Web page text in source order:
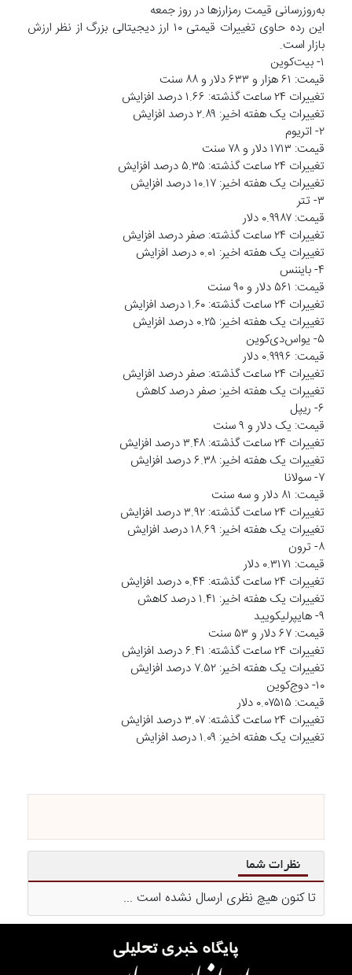
به‌روزرسانی قیمت رمزارزها در روز جمعه
این رده حاوی تغییرات قیمتی ۱۰ ارز دیجیتالی بزرگ از نظر ارزش
بازار است.
۱- بیت‌کوین
قیمت: ۶۱ هزار و ۶۳۳ دلار و ۸۸ سنت
تغییرات ۲۴ ساعت گذشته: ۱.۶۶ درصد افزایش
تغییرات یک هفته اخیر: ۲.۸۹ درصد افزایش
۲- اتریوم
قیمت: ۱۷۱۳ دلار و ۷۸ سنت
تغییرات ۲۴ ساعت گذشته: ۵.۳۵ درصد افزایش
تغییرات یک هفته اخیر: ۱۰.۱۷ درصد افزایش
۳- تتر
قیمت: ۰.۹۹۸۷ دلار
تغییرات ۲۴ ساعت گذشته: صفر درصد افزایش
تغییرات یک هفته اخیر: ۰.۰۱ درصد افزایش
۴- بایننس‌
قیمت: ۵۶۱ دلار و ۹۰ سنت
تغییرات ۲۴ ساعت گذشته: ۱.۶۰ درصد افزایش
تغییرات یک هفته اخیر: ۰.۲۵ درصد افزایش
۵- یواس‌دی‌کوین
قیمت: ۰.۹۹۹۶ دلار
تغییرات ۲۴ ساعت گذشته: صفر درصد افزایش
تغییرات یک هفته اخیر: صفر درصد کاهش
۶- ریپل
قیمت: یک دلار و ۹ سنت
تغییرات ۲۴ ساعت گذشته: ۳.۴۸ درصد افزایش
تغییرات یک هفته اخیر: ۶.۳۸ درصد افزایش
۷- سولانا
قیمت: ۸۱ دلار و سه سنت
تغییرات ۲۴ ساعت گذشته: ۳.۹۲ درصد افزایش
تغییرات یک هفته اخیر: ۱۸.۶۹ درصد افزایش
۸- ترون
قیمت: ۰.۳۱۷۱ دلار
تغییرات ۲۴ ساعت گذشته: ۰.۴۴ درصد افزایش
تغییرات یک هفته اخیر: ۱.۴۱ درصد کاهش
۹- هایپرلیکویید
قیمت: ۶۷ دلار و ۵۳ سنت
تغییرات ۲۴ ساعت گذشته: ۶.۴۱ درصد افزایش
تغییرات یک هفته اخیر: ۷.۵۲ درصد افزایش
۱۰- دوج‌کوین
قیمت: ۰.۰۷۵۱۵ دلار
تغییرات ۲۴ ساعت گذشته: ۳.۰۷ درصد افزایش
تغییرات یک هفته اخیر: ۱.۰۹ درصد افزایش
نظرات شما
تا کنون هیچ نظری ارسال نشده است ...